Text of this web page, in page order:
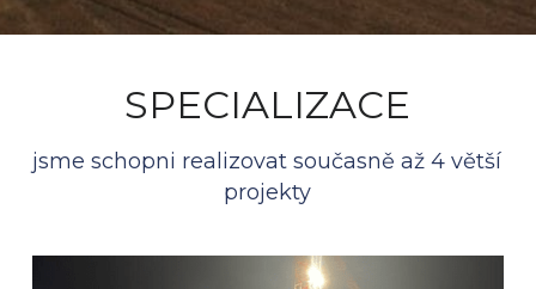
SPECIALIZACE
jsme schopni realizovat současně až 4 větší
projekty